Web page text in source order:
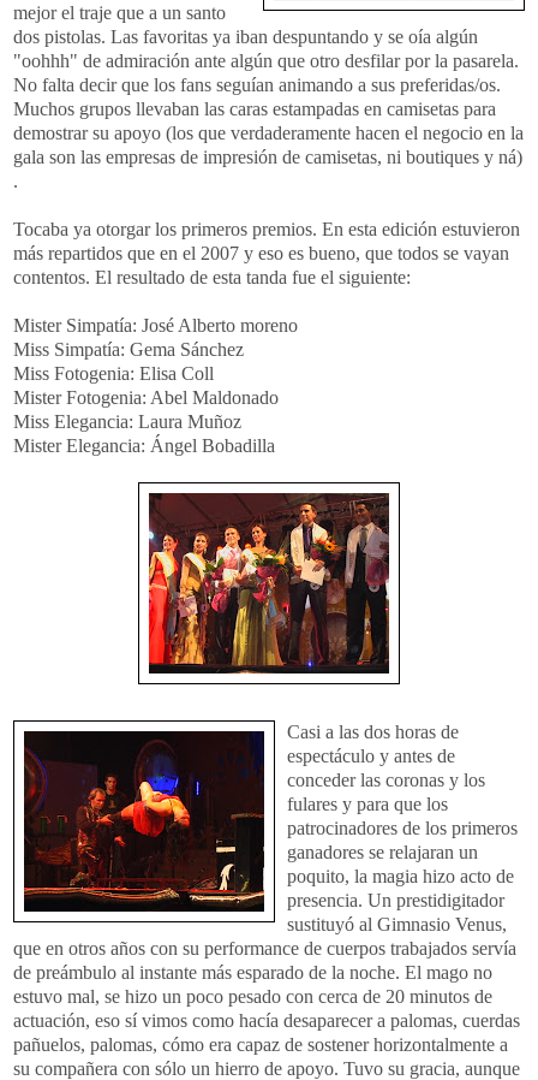
mejor el traje que a un santo
dos pistolas. Las favoritas ya iban despuntando y se oía algún
"oohhh" de admiración ante algún que otro desfilar por la pasarela.
No falta decir que los fans seguían animando a sus preferidas/os.
Muchos grupos llevaban las caras estampadas en camisetas para
demostrar su apoyo (los que verdaderamente hacen el negocio en la
gala son las empresas de impresión de camisetas, ni boutiques y ná)
.
Tocaba ya otorgar los primeros premios. En esta edición estuvieron
más repartidos que en el 2007 y eso es bueno, que todos se vayan
contentos. El resultado de esta tanda fue el siguiente:
Mister Simpatía: José Alberto moreno
Miss Simpatía: Gema Sánchez
Miss Fotogenia: Elisa Coll
Mister Fotogenia: Abel Maldonado
Miss Elegancia: Laura Muñoz
Mister Elegancia: Ángel Bobadilla
Casi a las dos horas de
espectáculo y antes de
conceder las coronas y los
fulares y para que los
patrocinadores de los primeros
ganadores se relajaran un
poquito, la magia hizo acto de
presencia. Un prestidigitador
sustituyó al Gimnasio Venus,
que en otros años con su performance de cuerpos trabajados servía
de preámbulo al instante más esparado de la noche. El mago no
estuvo mal, se hizo un poco pesado con cerca de 20 minutos de
actuación, eso sí vimos como hacía desaparecer a palomas, cuerdas
pañuelos, palomas, cómo era capaz de sostener horizontalmente a
su compañera con sólo un hierro de apoyo. Tuvo su gracia, aunque